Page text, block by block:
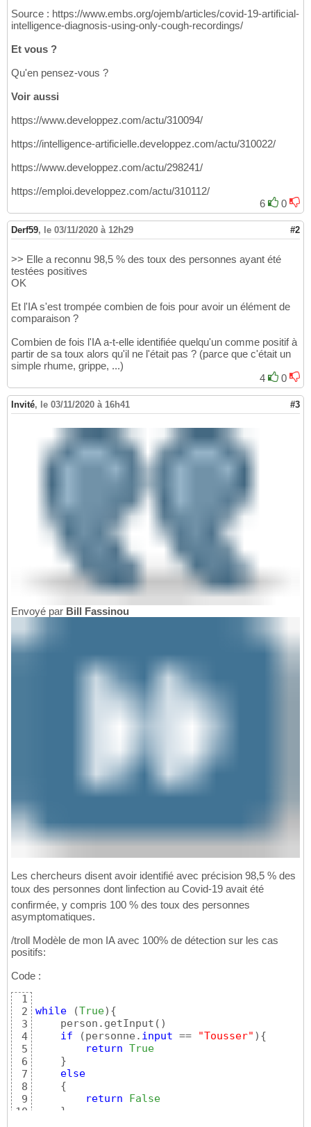
Source : https://www.embs.org/ojemb/articles/covid-19-artificial-
intelligence-diagnosis-using-only-cough-recordings/
Et vous ?
Qu'en pensez-vous ?
Voir aussi
https://www.developpez.com/actu/310094/
https://intelligence-artificielle.developpez.com/actu/310022/
https://www.developpez.com/actu/298241/
https://emploi.developpez.com/actu/310112/
6
0
Derf59, le 03/11/2020 à 12h29 #2
>> Elle a reconnu 98,5 % des toux des personnes ayant été
testées positives
OK
Et l'IA s'est trompée combien de fois pour avoir un élément de
comparaison ?
Combien de fois l'IA a-t-elle identifiée quelqu'un comme positif à
partir de sa toux alors qu'il ne l'était pas ? (parce que c'était un
simple rhume, grippe, ...)
4
0
Invité, le 03/11/2020 à 16h41 #3
Envoyé par Bill Fassinou
Les chercheurs disent avoir identifié avec précision 98,5 % des
toux des personnes dont linfection au Covid-19 avait été
confirmée, y compris 100 % des toux des personnes
asymptomatiques.
/troll Modèle de mon IA avec 100% de détection sur les cas
positifs:
Code :
1
2
3
4
5
6
7
8
9
10
while (True) {
    person.getInput
( )
if
(personne. input == "Tousser" ) {
return True
}
else
{
return
False
}